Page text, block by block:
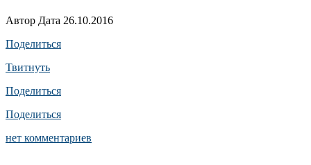
Автор Дата 26.10.2016
Поделиться
Твитнуть
Поделиться
Поделиться
нет комментариев